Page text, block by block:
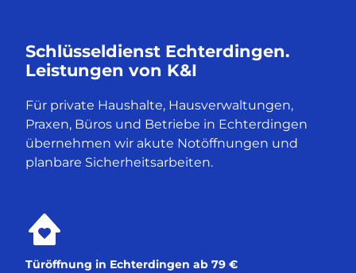
Schlüsseldienst Echterdingen.
Leistungen von K&I
Für private Haushalte, Hausverwaltungen,
Praxen, Büros und Betriebe in Echterdingen
übernehmen wir akute Notöffnungen und
planbare Sicherheitsarbeiten.
Türöffnung in Echterdingen ab 79 €